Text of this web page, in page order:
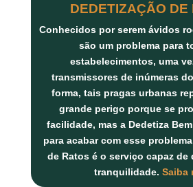
DEDETIZAÇÃO DE
Conhecidos por serem ávidos
são um problema para
estabelecimentos, uma
transmissores de inúmeras
forma, tais pragas urbanas
grande perigo porque se
facilidade, mas a Dedetiza
para acabar com esse
de Ratos é o serviço capaz de
tranquilidade.Saiba